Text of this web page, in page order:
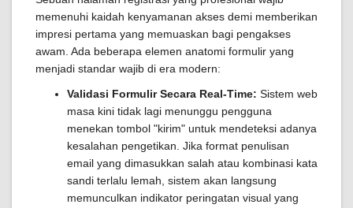
memenuhi kaidah kenyamanan akses demi memberikan
impresi pertama yang memuaskan bagi pengakses
awam. Ada beberapa elemen anatomi formulir yang
menjadi standar wajib di era modern:
Validasi Formulir Secara Real-Time: Sistem web
masa kini tidak lagi menunggu pengguna
menekan tombol "kirim" untuk mendeteksi adanya
kesalahan pengetikan. Jika format penulisan
email yang dimasukkan salah atau kombinasi kata
sandi terlalu lemah, sistem akan langsung
memunculkan indikator peringatan visual yang